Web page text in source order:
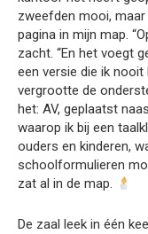
zweefden mooi,
pagina in mijn map.
zacht. “En het voegt
een versie die ik nooit
vergrootte de
het: AV, geplaatst
waarop ik bij een
ouders en kinderen,
schoolformulieren
zat al in de map.
De zaal leek in één